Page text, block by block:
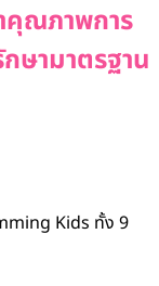
คุณภาพการ
ษามาตรฐาน
Kids ทั้ง 9